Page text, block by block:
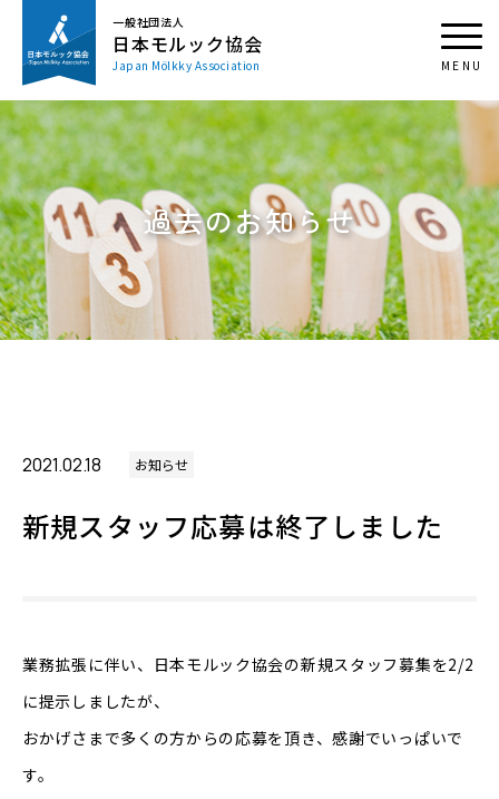
一般社団法人
日本モルック協会
Japan Mölkky Association
過去のお知らせ
2021.02.18 お知らせ
新規スタッフ応募は終了しました
業務拡張に伴い、日本モルック協会の新規スタッフ募集を2/2
に提示しましたが、
おかげさまで多くの方からの応募を頂き、感謝でいっぱいで
す。